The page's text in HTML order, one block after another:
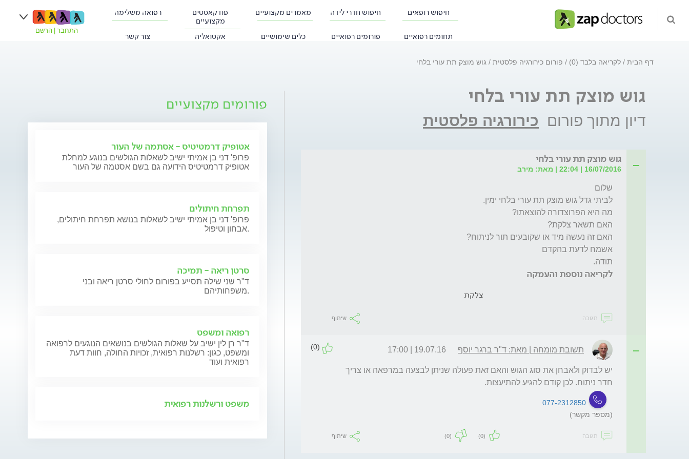
חיפוש רופאים חיפוש חדרי לידה מאמרים מקצועיים
פודקאסטים
מקצועיים
רפואה משלימה
תחומים רפואיים פורומים רפואיים כלים שימושיים אקטואליה צור קשר
התחבר הרשם
דף הבית לקריאה בלבד (0) פורום כירורגיה פלסטית גוש מוצק תת עורי בלחי
גוש מוצק תת עורי בלחי
דיון מתוך פורום כירורגיה פלסטית
גוש מוצק תת עורי בלחי
16/07/2016 | 22:04 | מאת: מירב
תודה.
לקריאה נוספת והעמקה
צלקת
תגובה שיתוף
תשובת מומחה | מאת: ד"ר ברגר יוסף 19.07.16 | 17:00
(0)
חדר ניתוח. לכן קודם להגיע להתיעצות.
077-2312850
(מספר מקשר)
תגובה (0)
(0) שיתוף
פורומים מקצועיים
אטופיק דרמטיטיס - אסתמה של העור
פרופ' דני בן אמיתי ישיב לשאלות הגולשים בנוגע למחלת
אטופיק דרמטיטיס הידועה גם בשם אסטמה של העור
תפרחת חיתולים
פרופ' דני בן אמיתי ישיב לשאלות בנושא תפרחת חיתולים,
אבחון וטיפול.
סרטן ריאה - תמיכה
ד"ר שני שילה תסייע בפורום לחולי סרטן ריאה ובני
משפחותיהם.
רפואה ומשפט
ד"ר רן לין ישיב על שאלות הגולשים בנושאים הנוגעים לרפואה
ומשפט, כגון: רשלנות רפואית, זכויות החולה, חוות דעת
רפואית ועוד
משפט ורשלנות רפואית